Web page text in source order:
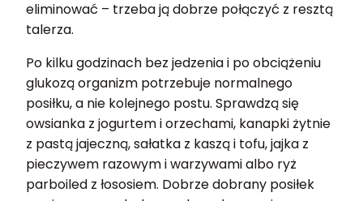
eliminować – trzeba ją dobrze połączyć z resztą
talerza.
Po kilku godzinach bez jedzenia i po obciążeniu
glukozą organizm potrzebuje normalnego
posiłku, a nie kolejnego postu. Sprawdzą się
owsianka z jogurtem i orzechami, kanapki żytnie
z pastą jajeczną, sałatka z kaszą i tofu, jajka z
pieczywem razowym i warzywami albo ryż
parboiled z łososiem. Dobrze dobrany posiłek